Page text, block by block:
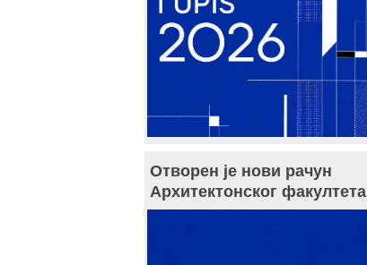
Отворен је нови рачун
Архитектонског факултета